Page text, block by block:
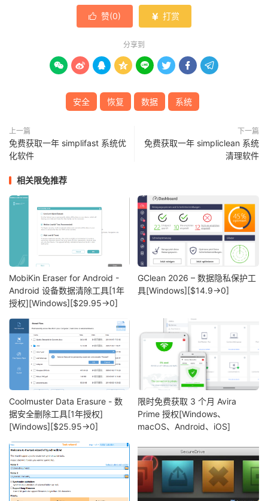
 赞(0)  打赏
分享到
       
安全 恢复 数据 系统
上一篇
免费获取一年 simplifast 系统优
化软件
下一篇
免费获取一年 simpliclean 系统
清理软件
相关限免推荐
MobiKin Eraser for Android -
Android 设备数据清除工具[1年
授权][Windows][$29.95→0]
GClean 2026 – 数据隐私保护工
具[Windows][$14.9→0]
Coolmuster Data Erasure - 数
据安全删除工具[1年授权]
[Windows][$25.95→0]
限时免费获取 3 个月 Avira
Prime 授权[Windows、
macOS、Android、iOS]